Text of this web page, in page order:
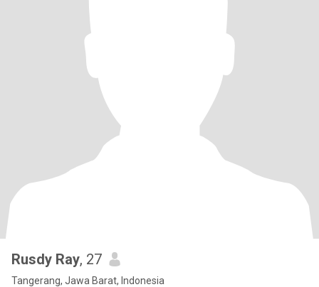
Rusdy Ray, 27
Tangerang, Jawa Barat, Indonesia